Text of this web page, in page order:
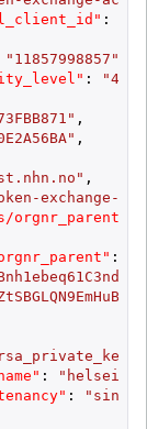
:
"11857998857"
: "4"
,
,
,
exchange-
:
:
"helseid-
: